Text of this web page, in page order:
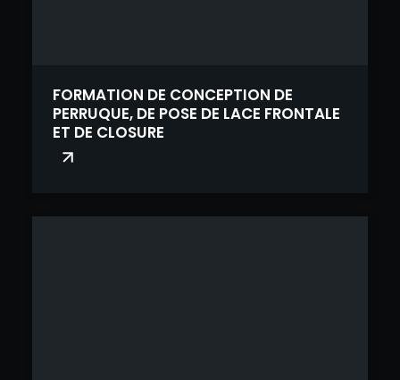
FORMATION DE CONCEPTION DE
PERRUQUE, DE POSE DE LACE FRONTALE
ET DE CLOSURE